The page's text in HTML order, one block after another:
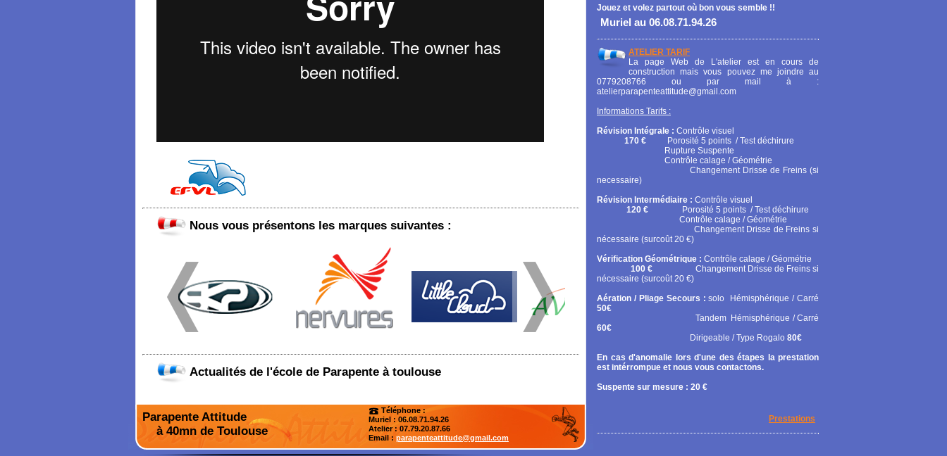
Nous vous présentons les marques suivantes :
Actualités de l'école de Parapente à toulouse
Parapente Attitude
à 40mn de Toulouse
Téléphone :
Muriel : 06.08.71.94.26
Atelier: 07.79.20.87.66
Email : parapenteattitude@gmail.com
Jouez et volez partout où bon vous semble !!
Muriel au 06.08.71.94.26
ATELIER TARIF
La page Web de L'atelier est en cours de
construction mais vous pouvez me joindre au
0779208766 ou par mail à :
atelierparapenteattitude@gmail.com
Informations Tarifs :
Révision Intégrale : Contrôle visuel
170 € Porosité 5 points / Test déchirure
Rupture Suspente
Contrôle calage / Géométrie
Changement Drisse de Freins (si
necessaire)
Révision Intermédiaire : Contrôle visuel
120 € Porosité 5 points / Test déchirure
Contrôle calage / Géométrie
Changement Drisse de Freins si
nécessaire (surcoût 20 €)
Vérification Géométrique : Contrôle calage / Géométrie
100 € Changement Drisse de Freins si
nécessaire (surcoût 20 €)
Aération / Pliage Secours :solo
Hémisphérique / Carré
50€
Tandem Hémisphérique / Carré
60€
Dirigeable / Type Rogalo 80€
En cas d'anomalie lors d'une des étapes la prestation
est intérrompue et nous vous contactons.
Suspente sur mesure : 20 €
Prestations